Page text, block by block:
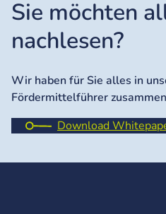
Sie möchten
nachlesen?
Wir haben für Sie alles in
Fördermittelführer
Download